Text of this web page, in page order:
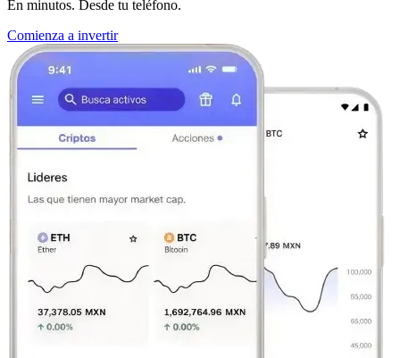
En minutos. Desde tu teléfono.
Comienza a invertir